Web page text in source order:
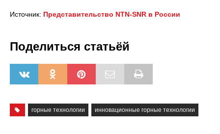
Источник: Представительство NTN-SNR в России
Поделиться статьёй
горные технологии инновационные горные технологии